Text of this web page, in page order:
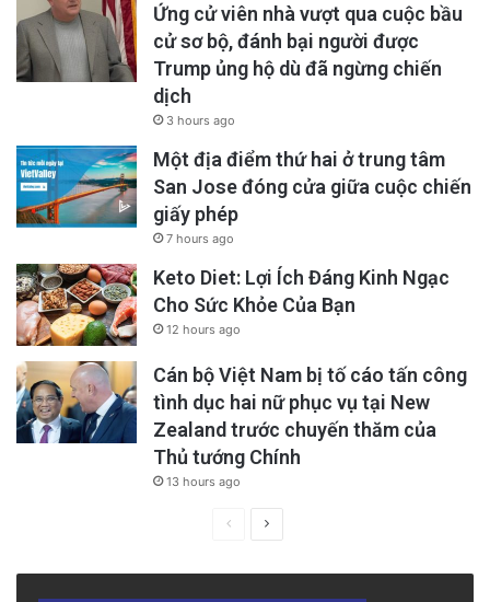
Ứng cử viên nhà vượt qua cuộc bầu
cử sơ bộ, đánh bại người được
Trump ủng hộ dù đã ngừng chiến
dịch
3 hours ago
Một địa điểm thứ hai ở trung tâm
San Jose đóng cửa giữa cuộc chiến
giấy phép
7 hours ago
Keto Diet: Lợi Ích Đáng Kinh Ngạc
Cho Sức Khỏe Của Bạn
12 hours ago
Cán bộ Việt Nam bị tố cáo tấn công
tình dục hai nữ phục vụ tại New
Zealand trước chuyến thăm của
Thủ tướng Chính
13 hours ago
PreviousNext